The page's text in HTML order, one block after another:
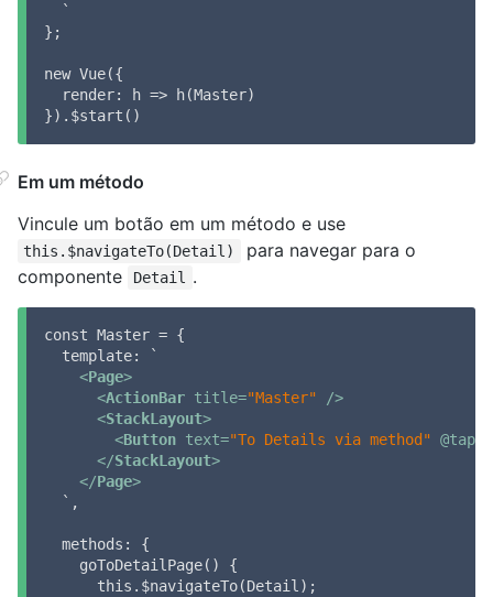
  `
};
new Vue({
  render: h => h(Master)
}).$start()
Em um método
Vincule um botão em um método e use
this.$navigateTo(Detail)
para navegar para o
componente
Detail .
const Master = {
  template: `
<Page>
<ActionBar title="Master"
/>
<StackLayout>
<Button text="To Details via method" @tap
</StackLayout>
</Page>
  `,
  methods: {
    goToDetailPage() {
      this.$navigateTo(Detail);